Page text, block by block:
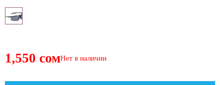
1,550 сомНет в наличии